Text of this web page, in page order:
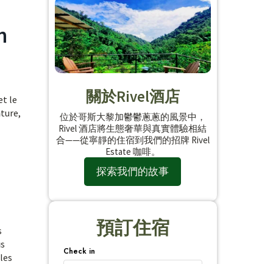
le
關於Rivel酒店
位於哥斯大黎加鬱鬱蔥蔥的風景中，
Rivel 酒店將生態奢華與真實體驗相結
合——從寧靜的住宿到我們的招牌 Rivel
Estate 咖啡。
探索我們的故事
預訂住宿
Check in